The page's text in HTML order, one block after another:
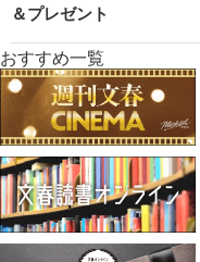
＆プレゼント
おすすめ一覧